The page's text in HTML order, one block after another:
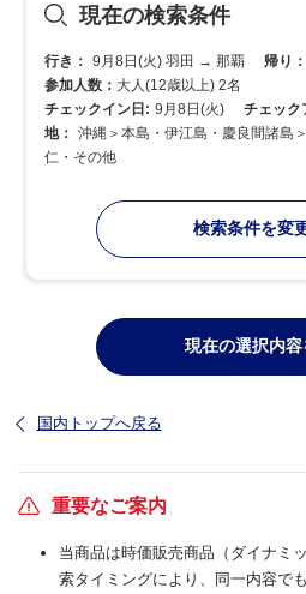
現在の検索条件
行き： 9月8日(火) 羽田 → 那覇 帰り：
参加人数： 大人(12歳以上) 2名
チェックイン日: 9月8日(火) チェック
地： 沖縄＞本島・伊江島・慶良間諸島
仁・その他
検索条件を変
現在の選択内容
国内トップへ戻る
重要なご案内
当商品は時価販売商品（ダイナミ
索タイミングにより、同一内容で